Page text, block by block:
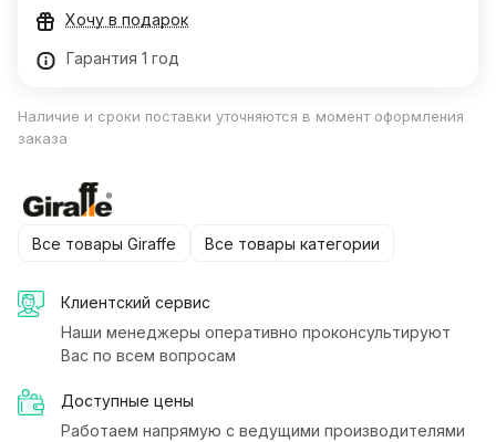
Хочу в подарок
Гарантия 1 год
Наличие и сроки поставки уточняются в момент оформления
заказа
Все товары Giraffe Все товары категории
Клиентский сервис
Наши менеджеры оперативно проконсультируют
Вас по всем вопросам
Доступные цены
Работаем напрямую с ведущими производителями